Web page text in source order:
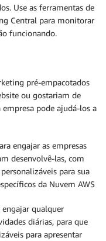
Use as ferramentas de
Central para monitorar
funcionando.
pré-empacotados
ou gostariam de
pode ajudá-los a
engajar as empresas
desenvolvê-las, com
para sua
da Nuvem AWS
engajar qualquer
diárias, para que
para apresentar